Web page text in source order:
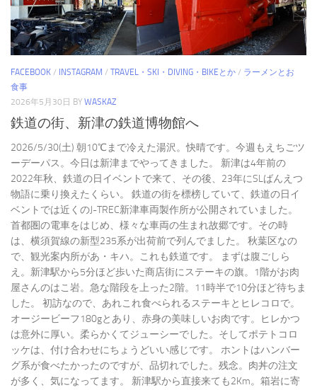
FACEBOOK / INSTAGRAM / TRAVEL・SKI・DIVING・BIKEとか / ラーメンとお
食事
2026年5月30日 BY WASKAZ
鉄道の街、新津の鉄道博物館へ
2026/5/30(土) 朝10℃まで冷えた湯沢。快晴です。今週もえちごツ
ーデーパス。今日は新津までやってきました。 新津は4年前の
2022年秋、鉄道の日イベントで来て、その後、23年にSLばんえつ
物語に乗り換えたくらい。 鉄道の街を標榜していて、鉄道の日イ
ベントでは近くのJ-TREC新津車両製作所が公開されていました。
首都圏の電車をはじめ、様々な車両の生まれ故郷です。その時
は、横須賀線の新型235系が出荷前で列んでました。 秋葉区なの
で、観光案内所があ・キハ。これも鉄道です。 まずは腹ごしら
え。新津駅から5分ほど歩いた商店街にステーキの旗。1階がお肉
屋さんのはこ岩。急な階段を上った2階。11時半で10分ほど待ちま
した。 初訪なので、あれこれ食べられるステーキとヒレコロで。
オージービーフ180gとあり、赤身の美味しいお肉です。ヒレかつ
は意外に厚い。柔らかくてジューシーでした。そしてポテトコロ
ッケは、付け合わせにちょうどいい感じです。 ホントはハンバー
グ系が食べたかったのですが、品切れでした。残念。肉丼の注文
が多く、気になってます。 新津駅から直接来ても2Km。箱岩に寄